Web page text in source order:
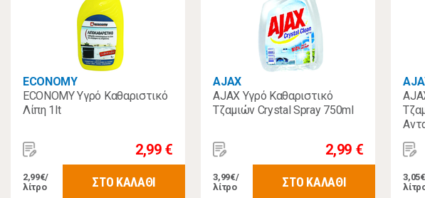
ECONOMY
ECONOMY Υγρό Καθαριστικό
Λίπη 1lt
2,99 €
2,99€/
λίτρο
ΣΤΟ ΚΑΛΑΘΙ
AJAX
AJAX Υγρό Καθαριστικό
Τζαμιών Crystal Spray 750ml
2,99 €
3,99€/
λίτρο
ΣΤΟ ΚΑΛΑΘΙ